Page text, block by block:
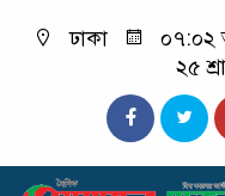
ঢাকা
০৭:০২
২৫